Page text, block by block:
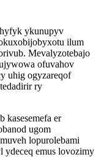
ykunupyv
ilum
Mevalyzotebajo
ofuvahov
uhig ogyzareqof
ry
kasesemefa er
ugom
lopurolebami
ydeceq emus lovozimy